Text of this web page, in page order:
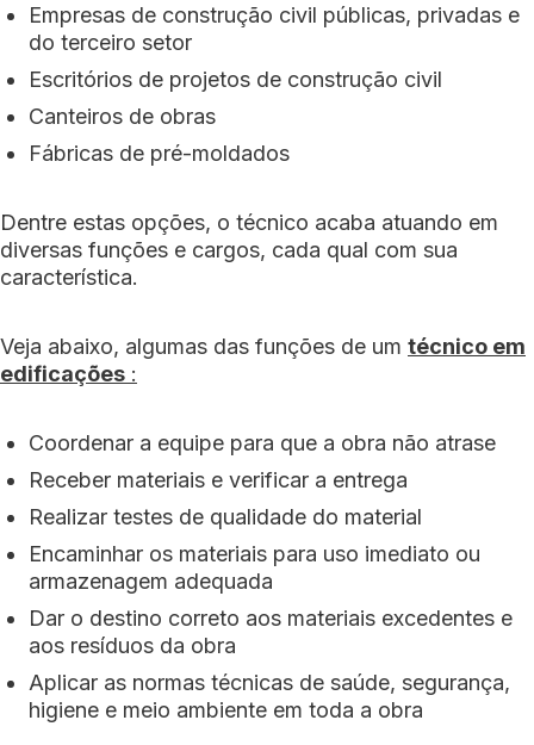
Empresas de construção civil públicas, privadas e
do terceiro setor
Escritórios de projetos de construção civil
Canteiros de obras
Fábricas de pré-moldados
Dentre estas opções, o técnico acaba atuando em
diversas funções e cargos, cada qual com sua
característica.
Veja abaixo, algumas das funções de um técnico em
edificações :
Coordenar a equipe para que a obra não atrase
Receber materiais e verificar a entrega
Realizar testes de qualidade do material
Encaminhar os materiais para uso imediato ou
armazenagem adequada
Dar o destino correto aos materiais excedentes e
aos resíduos da obra
Aplicar as normas técnicas de saúde, segurança,
higiene e meio ambiente em toda a obra